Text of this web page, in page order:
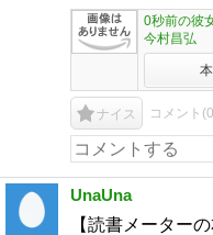
0秒前の彼
今村昌弘
ナイス コメント(0
UnaUna
【読書メーター